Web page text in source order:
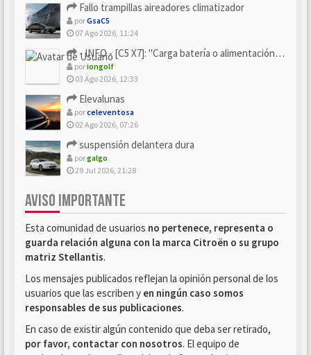
Fallo trampillas aireadores climatizador
porGsaC5
07 Ago 2026, 11:24
- INFO - [C5 X7]: "Carga batería o alimentación eléctri...
poriongolf
03 Ago 2026, 12:33
Elevalunas
porceleventosa
02 Ago 2026, 07:26
suspensión delantera dura
porgalgo
29 Jul 2026, 21:28
AVISO IMPORTANTE
Esta comunidad de usuarios no pertenece, representa o
guarda relación alguna con la marca Citroën o su grupo
matriz Stellantis.
Los mensajes publicados reflejan la opinión personal de los
usuarios que las escriben y en ningún caso somos
responsables de sus publicaciones.
En caso de existir algún contenido que deba ser retirado,
por favor, contactar con nosotros. El equipo de